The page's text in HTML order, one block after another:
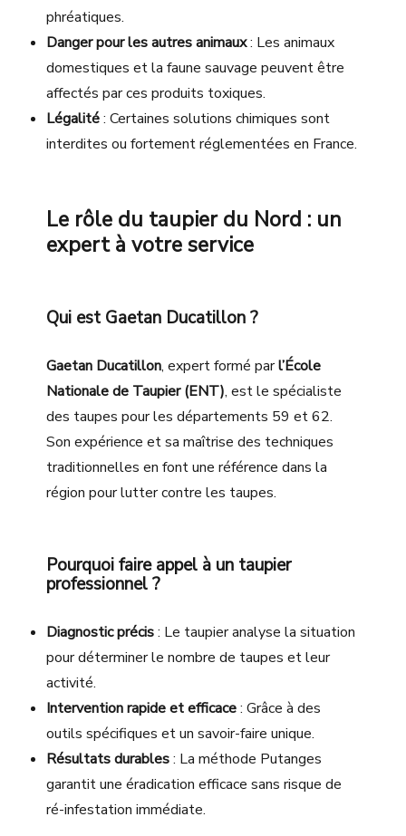
phréatiques.
Danger pour les autres animaux: Les animaux
domestiques et la faune sauvage peuvent être
affectés par ces produits toxiques.
Légalité: Certaines solutions chimiques sont
interdites ou fortement réglementées en France.
Le rôle du taupier du Nord : un
expert à votre service
Qui est Gaetan Ducatillon ?
Gaetan Ducatillon, expert formé parl’École
Nationale de Taupier (ENT), est le spécialiste
des taupes pour les départements 59 et 62.
Son expérience et sa maîtrise des techniques
traditionnelles en font une référence dans la
région pour lutter contre les taupes.
Pourquoi faire appel à un taupier
professionnel ?
Diagnostic précis: Le taupier analyse la situation
pour déterminer le nombre de taupes et leur
activité.
Intervention rapide et efficace: Grâce à des
outils spécifiques et un savoir-faire unique.
Résultats durables: La méthode Putanges
garantit une éradication efficace sans risque de
ré-infestation immédiate.